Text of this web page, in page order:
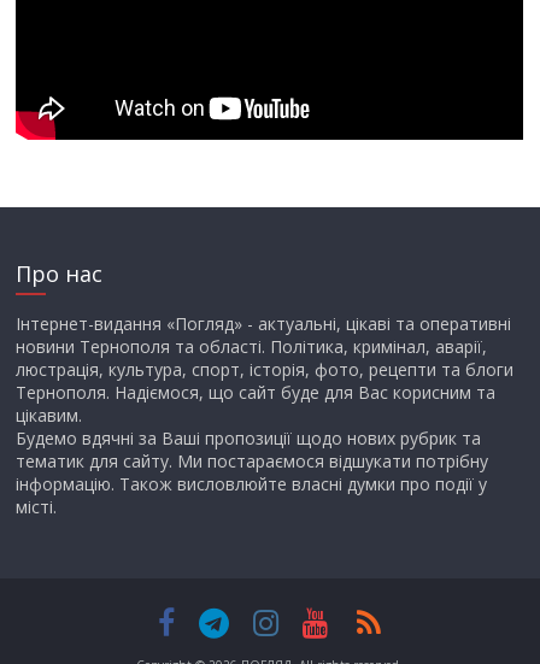
Про нас
Інтернет-видання «Погляд» - актуальні, цікаві та оперативні
новини Тернополя та області. Політика, кримінал, аварії,
люстрація, культура, спорт, історія, фото, рецепти та блоги
Тернополя. Надіємося, що сайт буде для Вас корисним та
цікавим.
Будемо вдячні за Ваші пропозиції щодо нових рубрик та
тематик для сайту. Ми постараємося відшукати потрібну
інформацію. Також висловлюйте власні думки про події у
місті.